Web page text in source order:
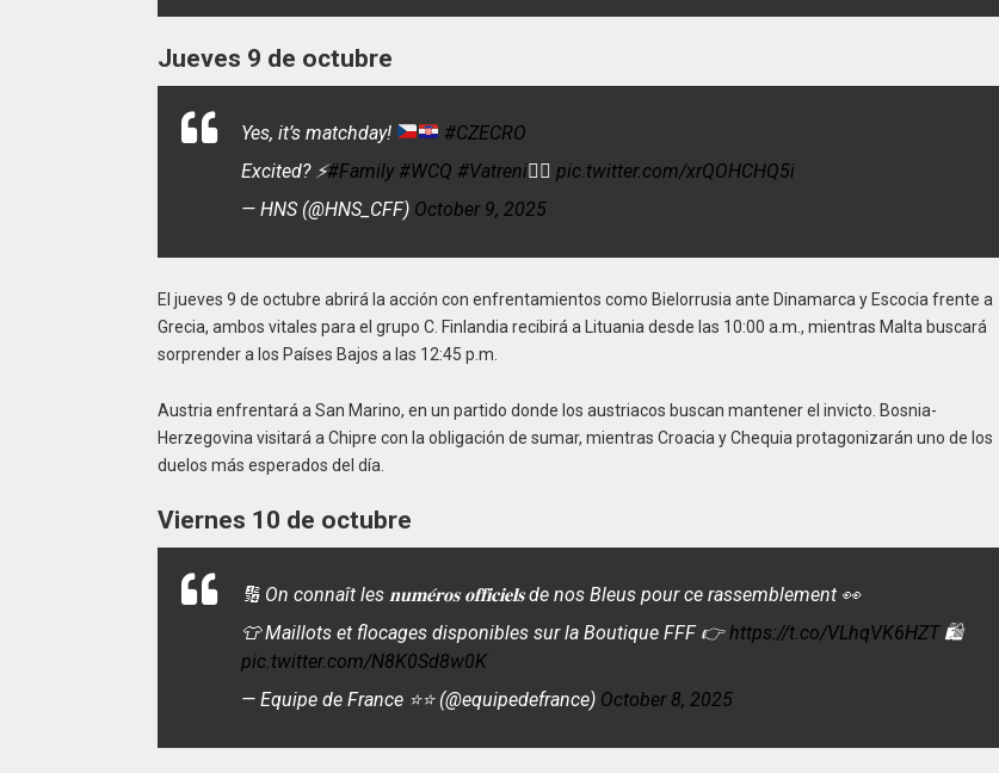
Jueves 9 de octubre
Yes, it’s matchday!
#CZECRO
Excited? ⚡️#Family #WCQ #Vatreni❤️‍🔥 pic.twitter.com/xrQOHCHQ5i
— HNS (@HNS_CFF) October 9, 2025
El jueves 9 de octubre abrirá la acción con enfrentamientos como Bielorrusia ante Dinamarca y Escocia frente a
Grecia, ambos vitales para el grupo C. Finlandia recibirá a Lituania desde las 10:00 a.m., mientras Malta buscará
sorprender a los Países Bajos a las 12:45 p.m.
Austria enfrentará a San Marino, en un partido donde los austriacos buscan mantener el invicto. Bosnia-
Herzegovina visitará a Chipre con la obligación de sumar, mientras Croacia y Chequia protagonizarán uno de los
duelos más esperados del día.
Viernes 10 de octubre
🔢 On connaît les 𝐧𝐮𝐦𝐞́𝐫𝐨𝐬 𝐨𝐟𝐟𝐢𝐜𝐢𝐞𝐥𝐬 de nos Bleus pour ce rassemblement 👀
👕 Maillots et flocages disponibles sur la Boutique FFF 👉https://t.co/VLhqVK6HZT🛍️
pic.twitter.com/N8K0Sd8w0K
— Equipe de France ⭐⭐ (@equipedefrance) October 8, 2025